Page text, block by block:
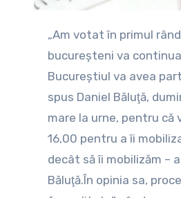
„Am votat în primul rând cu foarte multă emoţie şi cu speranţa că echipa care a făcut lucruri deosebite pentru
bucureşteni va
Bucureştiul va avea
spus Daniel Băluţă,
mare la urne, pentru că
16,00 pentru a îi
decât să îi mobilizăm –
Băluţă.În opinia sa,